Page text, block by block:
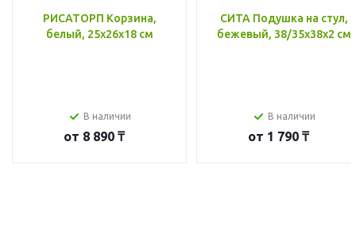
РИСАТОРП Корзина,
белый, 25x26x18 см
В наличии
от 8 890 ₸
СИТА Подушка на стул,
бежевый, 38/35x38x2 см
В наличии
от 1 790 ₸